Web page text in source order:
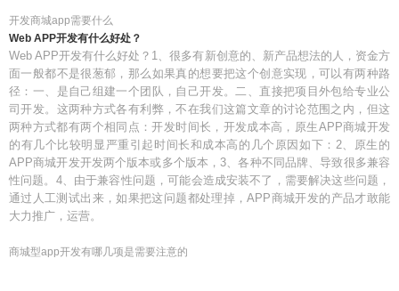
开发商城app需要什么
Web APP开发有什么好处？
Web APP开发有什么好处？1、很多有新创意的、新产品想法的人，资金方
面一般都不是很葱郁，那么如果真的想要把这个创意实现，可以有两种路
径：一、是自己组建一个团队，自己开发。二、直接把项目外包给专业公
司开发。这两种方式各有利弊，不在我们这篇文章的讨论范围之内，但这
两种方式都有两个相同点：开发时间长，开发成本高，原生APP商城开发
的有几个比较明显严重引起时间长和成本高的几个原因如下：2、原生的
APP商城开发开发两个版本或多个版本，3、各种不同品牌、导致很多兼容
性问题。4、由于兼容性问题，可能会造成安装不了，需要解决这些问题，
通过人工测试出来，如果把这问题都处理掉，APP商城开发的产品才敢能
大力推广，运营。
商城型app开发有哪几项是需要注意的